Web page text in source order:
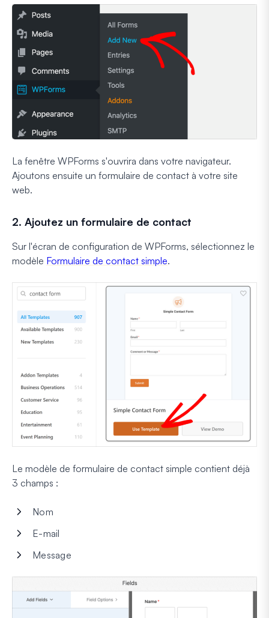
La fenêtre WPForms s'ouvrira dans votre navigateur.
Ajoutons ensuite un formulaire de contact à votre site
web.
2. Ajoutez un formulaire de contact
Sur l'écran de configuration de WPForms, sélectionnez le
modèle Formulaire de contact simple.
Le modèle de formulaire de contact simple contient déjà
3 champs :
Nom
E-mail
Message